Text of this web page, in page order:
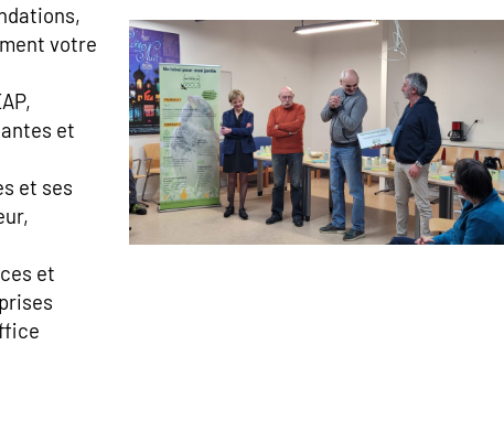
votre
et
et ses
et